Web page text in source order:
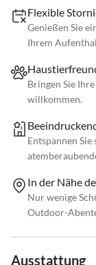
Flexible
Genießen Sie
Ihrem
Bringen Sie
willkommen.
Entspannen
In der Nähe
Nur wenige
Outdoor-
Ausstattung